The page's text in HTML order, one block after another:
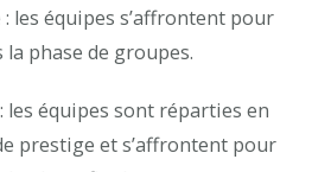
les équipes s’affrontent pour
phase de groupes.
les équipes sont réparties en
prestige et s’affrontent pour